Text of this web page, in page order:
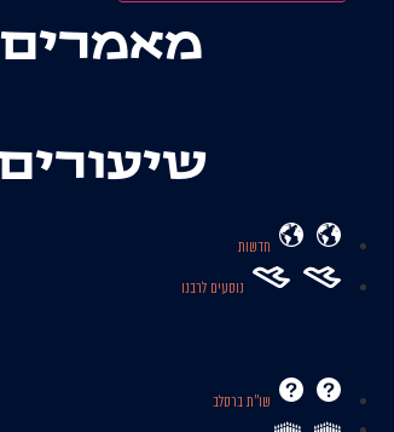
מאמרים
חדשות
נוסעים לרבנו
שו’’ת ברסלב